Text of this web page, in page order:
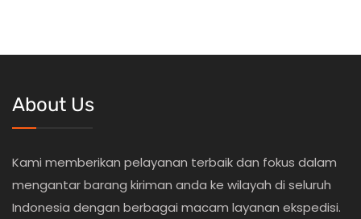
About Us
Kami memberikan pelayanan terbaik dan fokus dalam
mengantar barang kiriman anda ke wilayah di seluruh
Indonesia dengan berbagai macam layanan ekspedisi.